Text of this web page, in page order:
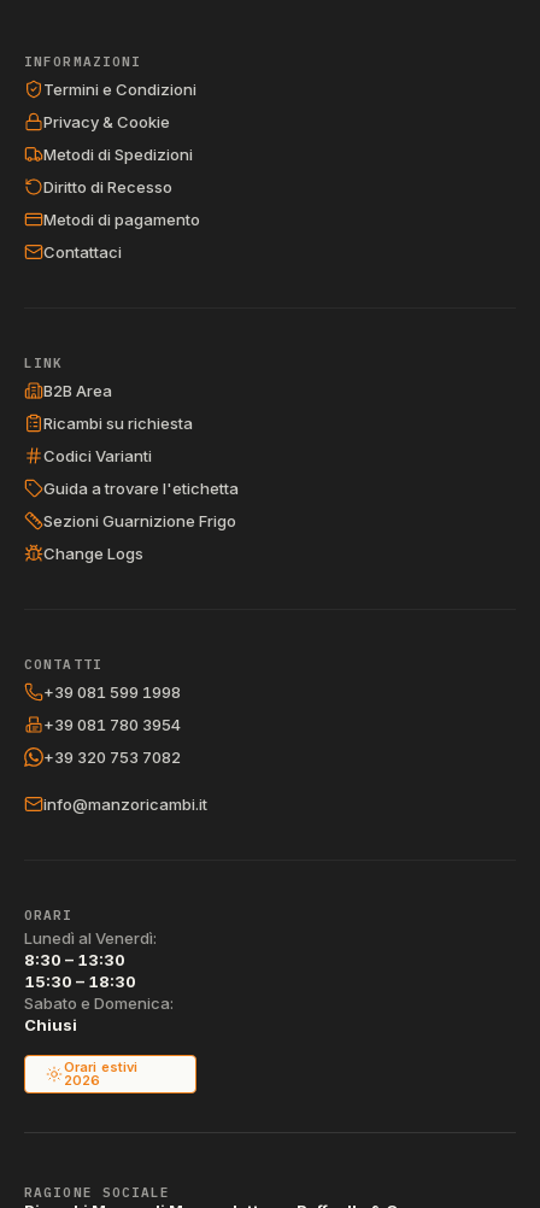
INFORMAZIONI
Termini e Condizioni
Privacy & Cookie
Metodi di Spedizioni
Diritto di Recesso
Metodi di pagamento
Contattaci
LINK
B2B Area
Ricambi su richiesta
Codici Varianti
Guida a trovare l'etichetta
Sezioni Guarnizione Frigo
Change Logs
CONTATTI
+39 081 599 1998
+39 081 780 3954
+39 320 753 7082
info@manzoricambi.it
ORARI
Lunedì al Venerdì:
8:30 – 13:30
15:30 – 18:30
Sabato e Domenica:
Chiusi
Orari estivi
2026
RAGIONE SOCIALE